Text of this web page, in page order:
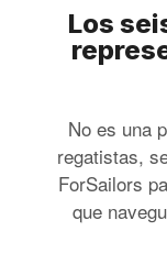
Los
No es una
regatistas,
ForSailors
que